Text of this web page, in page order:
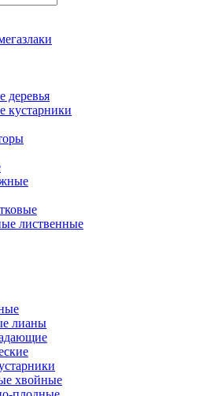
деревья
кустарники
лиственные
лианы
хвойные